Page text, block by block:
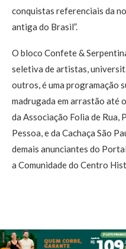
conquistas referenciais da
antiga do Brasil”.
O bloco Confete &
seletiva de artistas,
outros, é uma programação
madrugada em arrastão até
da Associação Folia de
Pessoa, e da Cachaça São
demais anunciantes do
a Comunidade do Centro